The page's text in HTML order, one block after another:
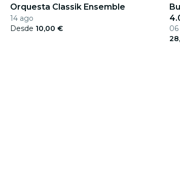
Orquesta Classik Ensemble
14 ago
Desde 10,00 €